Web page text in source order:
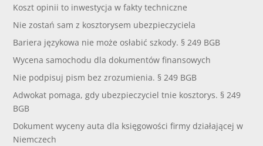
Koszt opinii to inwestycja w fakty techniczne
Nie zostań sam z kosztorysem ubezpieczyciela
Bariera językowa nie może osłabić szkody. § 249 BGB
Wycena samochodu dla dokumentów finansowych
Nie podpisuj pism bez zrozumienia. § 249 BGB
Adwokat pomaga, gdy ubezpieczyciel tnie kosztorys. § 249
BGB
Dokument wyceny auta dla księgowości firmy działającej w
Niemczech